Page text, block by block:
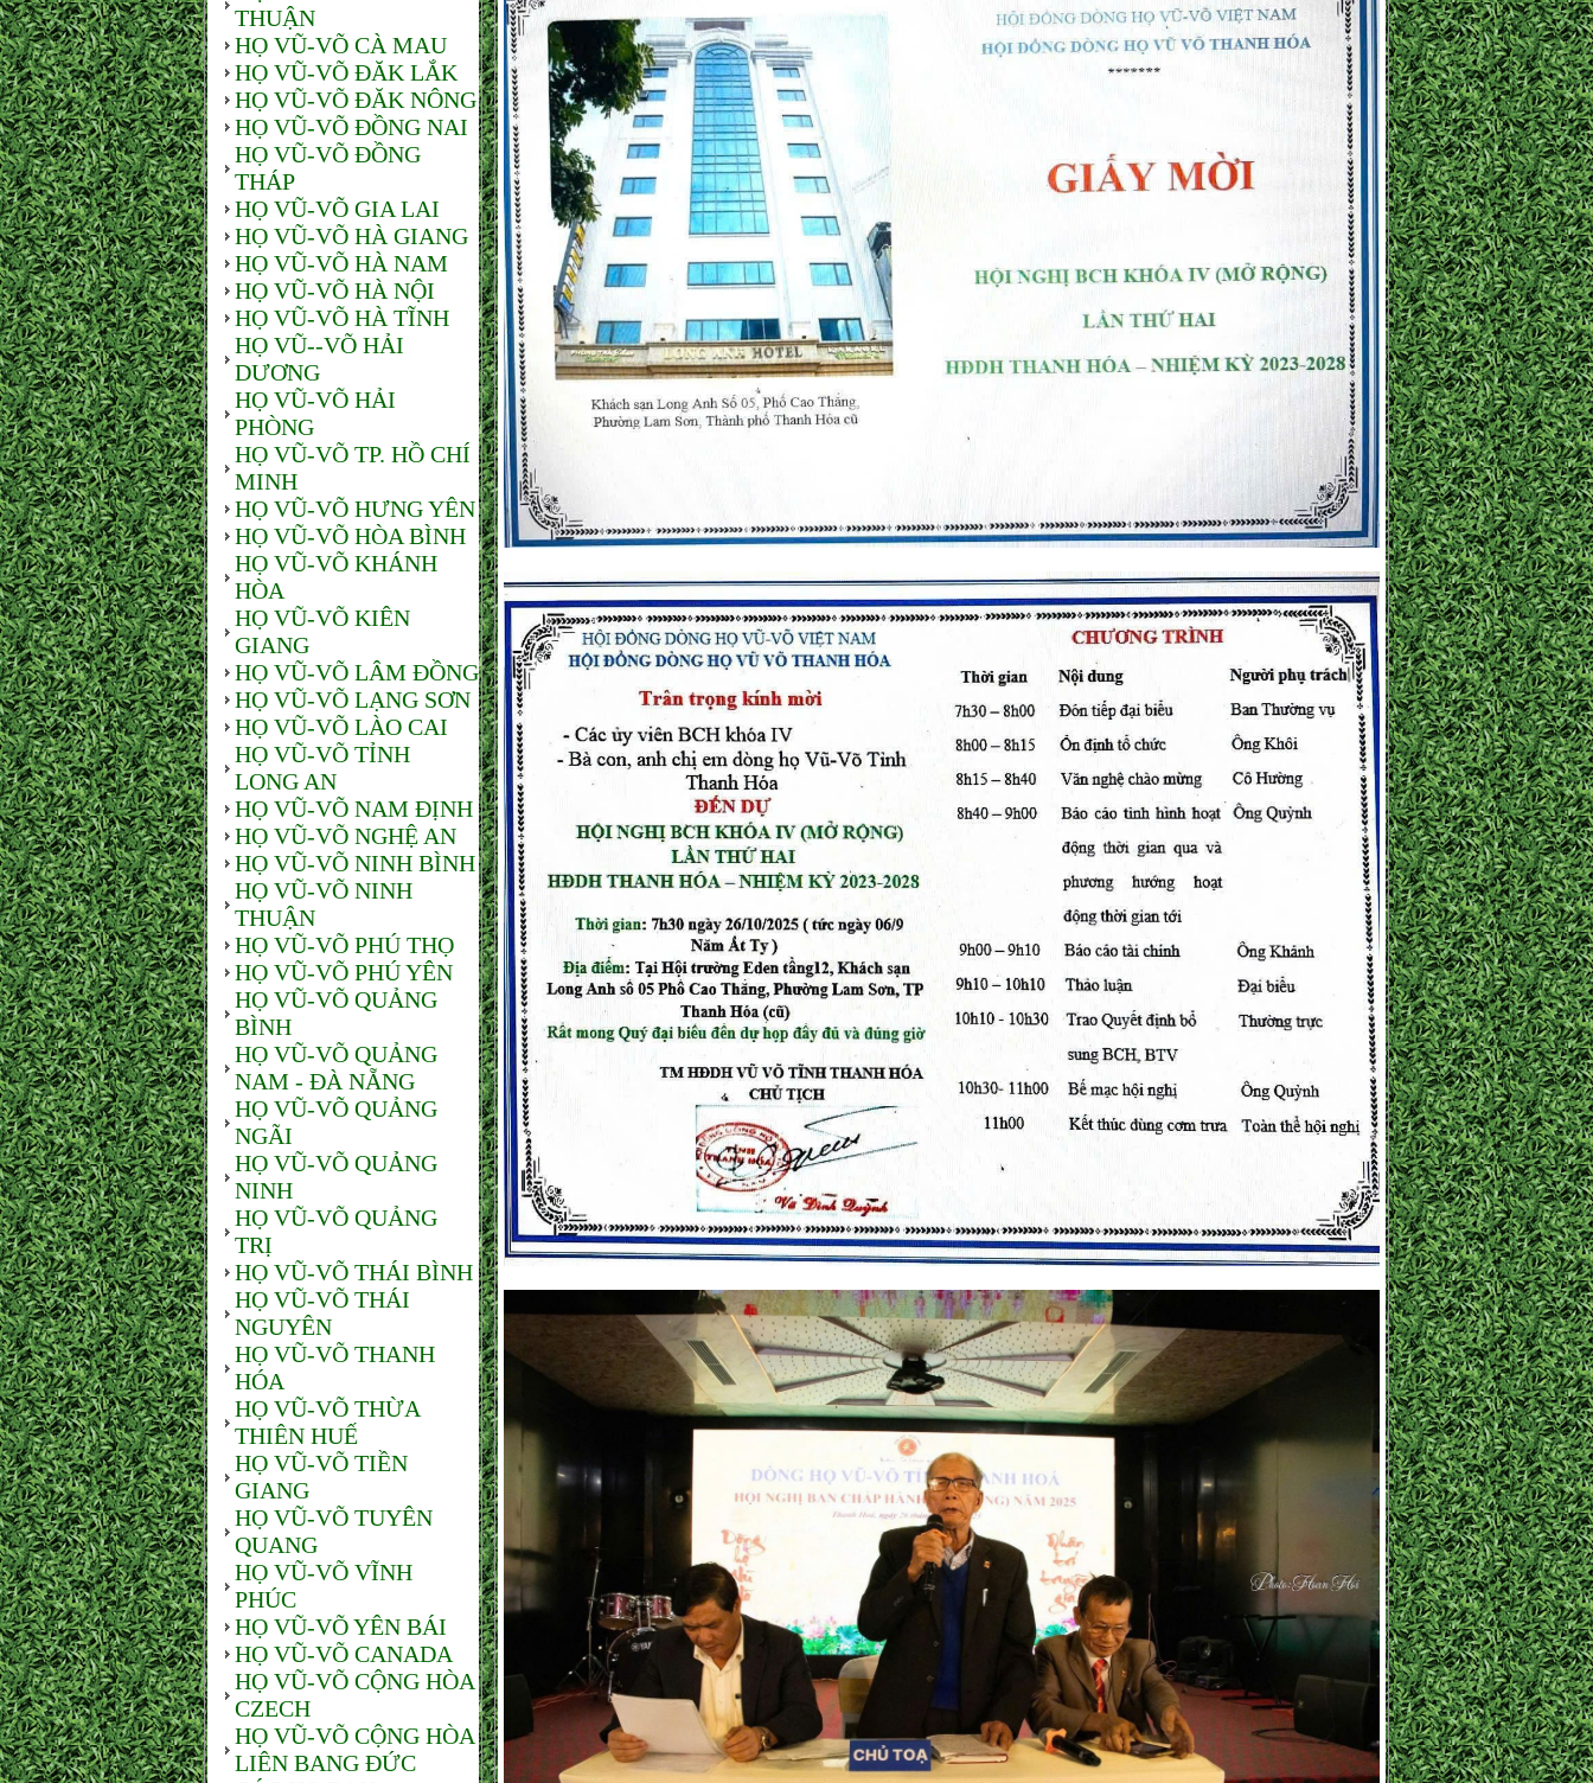
THUẬN
HỌ VŨ-VÕ CÀ MAU
HỌ VŨ-VÕ ĐĂK LẮK
HỌ VŨ-VÕ ĐĂK NÔNG
HỌ VŨ-VÕ ĐỒNG NAI
HỌ VŨ-VÕ ĐỒNG
THÁP
HỌ VŨ-VÕ GIA LAI
HỌ VŨ-VÕ HÀ GIANG
HỌ VŨ-VÕ HÀ NAM
HỌ VŨ-VÕ HÀ NỘI
HỌ VŨ-VÕ HÀ TĨNH
HỌ VŨ--VÕ HẢI
DƯƠNG
HỌ VŨ-VÕ HẢI
PHÒNG
HỌ VŨ-VÕ TP. HỒ CHÍ
MINH
HỌ VŨ-VÕ HƯNG YÊN
HỌ VŨ-VÕ HÒA BÌNH
HỌ VŨ-VÕ KHÁNH
HÒA
HỌ VŨ-VÕ KIÊN
GIANG
HỌ VŨ-VÕ LÂM ĐỒNG
HỌ VŨ-VÕ LẠNG SƠN
HỌ VŨ-VÕ LÀO CAI
HỌ VŨ-VÕ TỈNH
LONG AN
HỌ VŨ-VÕ NAM ĐỊNH
HỌ VŨ-VÕ NGHỆ AN
HỌ VŨ-VÕ NINH BÌNH
HỌ VŨ-VÕ NINH
THUẬN
HỌ VŨ-VÕ PHÚ THỌ
HỌ VŨ-VÕ PHÚ YÊN
HỌ VŨ-VÕ QUẢNG
BÌNH
HỌ VŨ-VÕ QUẢNG
NAM - ĐÀ NẴNG
HỌ VŨ-VÕ QUẢNG
NGÃI
HỌ VŨ-VÕ QUẢNG
NINH
HỌ VŨ-VÕ QUẢNG
TRỊ
HỌ VŨ-VÕ THÁI BÌNH
HỌ VŨ-VÕ THÁI
NGUYÊN
HỌ VŨ-VÕ THANH
HÓA
HỌ VŨ-VÕ THỪA
THIÊN HUẾ
HỌ VŨ-VÕ TIỀN
GIANG
HỌ VŨ-VÕ TUYÊN
QUANG
HỌ VŨ-VÕ VĨNH
PHÚC
HỌ VŨ-VÕ YÊN BÁI
HỌ VŨ-VÕ CANADA
HỌ VŨ-VÕ CỘNG HÒA
CZECH
HỌ VŨ-VÕ CỘNG HÒA
LIÊN BANG ĐỨC